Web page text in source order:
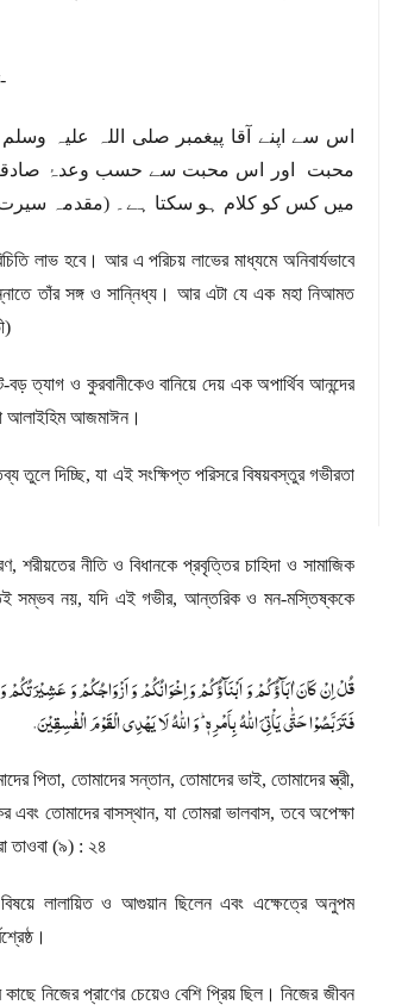
اس سے اپنے آقا پیغمبر صلی اللہ
محبت اور اس محبت سے حسب وعدۂ
میں کس کو کلام ہو سکتا ہے۔ (مقدمہ
লাভ হবে। আর এ পরিচয় লাভের মাধ্যমে অনিবার্যভাবে
তাঁর সঙ্গ ও সান্নিধ্য। আর এটা যে এক মহা নিআমত
ত্যাগ ও কুরবানীকেও বানিয়ে দেয় এক অপার্থিব আনন্দের
আলাইহিম আজমাঈন।
তুলে দিচ্ছি,যা এই সংক্ষিপ্ত পরিসরে বিষয়বস্তুর গভীরতা
, শরীয়তের নীতি ও বিধানকে প্রবৃত্তির চাহিদা ও সামাজিক
সম্ভব নয়,যদি এই গভীর, আন্তরিক ও মন-মস্তিষ্ককে
قُلْ اِنْ كَانَ اٰبَآؤُكُمْ وَ اَبْنَآؤُكُمْ وَ اِخْوَانُكُمْ وَ اَزْوَاجُكُمْ وَ
فَتَرَبَّصُوْا حَتّٰی یَاْتِیَ اللّٰهُ بِاَمْرِهٖ ؕ وَ اللّٰهُ لَا یَهْدِی الْقَوْمَ الْفٰسِقِیْنَ.
পিতা, তোমাদের সন্তান, তোমাদের ভাই, তোমাদের স্ত্রী,
এবং তোমাদের বাসস্থান,যা তোমরা ভালবাস,তবে অপেক্ষা
তাওবা (৯) : ২৪
লালায়িত ও আগুয়ান ছিলেন এবং এক্ষেত্রে অনুপম
নিজের প্রাণের চেয়েও বেশি প্রিয় ছিল। নিজের জীবন